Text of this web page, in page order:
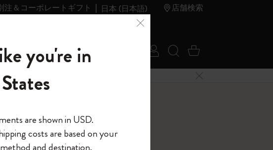
注＆コーポレートギフト 日本 (日本語) 店舗検索
の世界
ブカテゴリ
ール
ログイン
の世界へようこそ
レス
検索 (キーワード
カート 0 アイ
メニューを閉じる
キンの世界へようこそ
you're in
are shown in USD.
costs are based on your